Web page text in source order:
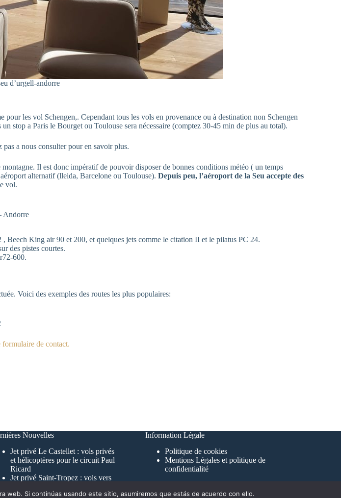
d’urgell-andorre
les vol Schengen,. Cependant tous les vols en provenance ou à destination non Schengen
stop a Paris le Bourget ou Toulouse sera nécessaire (comptez 30-45 min de plus au total).
a nous consulter pour en savoir plus.
Il est donc impératif de pouvoir disposer de bonnes conditions météo ( un temps
alternatif (lleida, Barcelone ou Toulouse). Depuis peu, l’aéroport de la Seu accepte des
vol.
Andorre
Beech King air 90 et 200, et quelques jets comme le citation II et le pilatus PC 24.
des pistes courtes.
600.
Voici des exemples des routes les plus populaires:
formulaire de contact.
Nouvelles
Jet privé Le Castellet : vols privés
et hélicoptères pour le circuit Paul
Ricard
Jet privé Saint-Tropez : vols vers
Jet privé Olbia : vols charter vers la
Information Légale
Politique de cookies
Mentions Légales et politique de
confidentialité
web. Si continúas usando este sitio, asumiremos que estás de acuerdo con ello.